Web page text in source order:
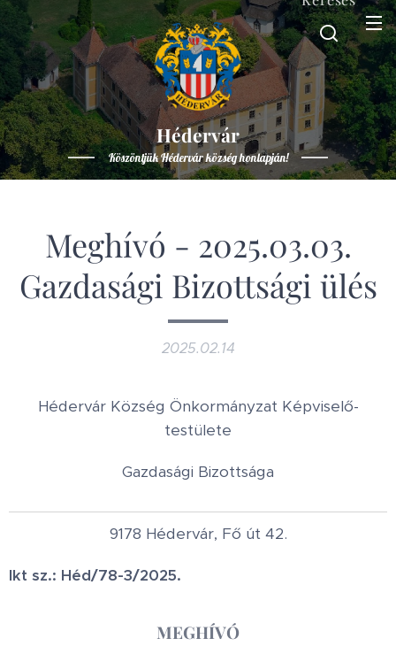
Hédervár
Köszöntjük Hédervár község honlapján!
Meghívó - 2025.03.03.
Gazdasági Bizottsági ülés
2025.02.14
Hédervár Község Önkormányzat Képviselő-
testülete
Gazdasági Bizottsága
9178 Hédervár, Fő út 42.
Ikt sz.: Héd/78-3/2025.
MEGHÍVÓ